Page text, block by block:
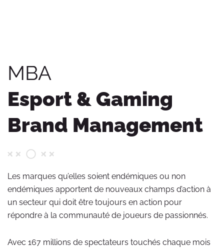
MBA
Esport & Gaming
Brand Management
Les marques qu’elles soient endémiques ou non
endémiques apportent de nouveaux champs d’action à
un secteur qui doit être toujours en action pour
répondre à la communauté de joueurs de passionnés.
Avec 167 millions de spectateurs touchés chaque mois